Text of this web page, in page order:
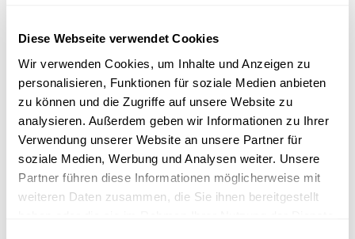
Diese Webseite verwendet Cookies
Wir verwenden Cookies, um Inhalte und Anzeigen zu
personalisieren, Funktionen für soziale Medien anbieten
zu können und die Zugriffe auf unsere Website zu
analysieren. Außerdem geben wir Informationen zu Ihrer
Verwendung unserer Website an unsere Partner für
soziale Medien, Werbung und Analysen weiter. Unsere
Partner führen diese Informationen möglicherweise mit
weiteren Daten zusammen, die Sie ihnen bereitgestellt
Organisation des études
Est- il possible de s'inscrire en tant
qu'auditeur ou auditrice libre ?